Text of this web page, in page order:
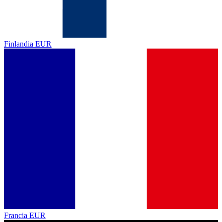
Finlandia EUR
Francia EUR